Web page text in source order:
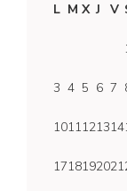
L M X J V
3 4 5 6 7
1011121314
1718192021